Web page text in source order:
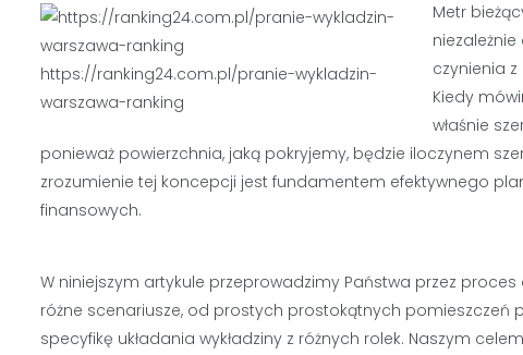
https://ranking24.com.pl/pranie-wykladzin-
warszawa-ranking
Metr
czynienia
Kiedy
właśnie
ponieważ powierzchnia, jaką pokryjemy, będzie iloczynem
zrozumienie tej koncepcji jest fundamentem efektywnego
finansowych.
W niniejszym artykule przeprowadzimy Państwa przez
różne scenariusze, od prostych prostokątnych pomieszczeń
specyfikę układania wykładziny z różnych rolek. Naszym